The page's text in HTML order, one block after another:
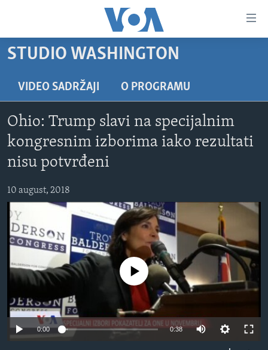
glavni
Pređi
na
glavnu
navigaciju
Idi
na
VIDEO
VIJESTI
SJEDINJENE AMERIČKE DRŽAVE
BOSNA I HERCEGOVINA
SVIJET
NAUKA I TEHNOLOGIJA
SPECIJALNI PROJEKTI
KORUPCIJA
SLOBODA MEDIJA
ŽENSKA STRANA
IZBJEGLIČKA STRANA
MAGAZIN
O GLASU AMERIKE
Learning English
STUDIO WASHINGTON
VIDEO SADRŽAJI O PROGRAMU
Ohio: Trump slavi na specijalnim
kongresnim izborima iako rezultati
nisu potvrđeni
10 august, 2018
No media source currently available
0:00 0:38